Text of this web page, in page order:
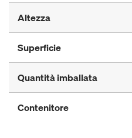
Altezza
Superficie
Quantità imballata
Contenitore